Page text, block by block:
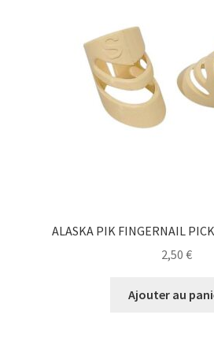
ALASKA PIK FINGERNAIL
2,50 €
Ajouter au